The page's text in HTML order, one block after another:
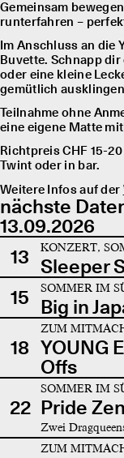
Gemeinsam
runterfahren –
Im Anschluss an die
Buvette. Schnapp
oder eine kleine
gemütlich
Teilnahme ohne
eine eigene Matte
Richtpreis CHF 15-
Twint oder in bar.
Weitere Infos auf der
nächste
13.09.2026
13
KONZERT,
Sleeper
15
SOMMER IM
Big in
18
ZUM
YOUNG
Offs
22
SOMMER IM
Pride
Zwei
ZUM